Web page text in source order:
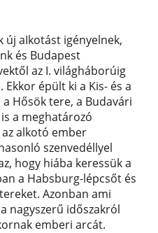
új aIkotást igényelnek,
és Budapest
az I. világháborúig
épült ki a Kis- és a
Hősök tere, a Budavári
a meghatározó
alkotó ember
szenvedéllyel
hogy hiába keressük a
a Habsburg-lépcsőt és
Azonban ami
nagyszerű időszakról
emberi arcát.